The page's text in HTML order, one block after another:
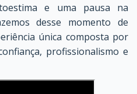
e uma pausa na
desse momento de
única composta por
profissionalismo e